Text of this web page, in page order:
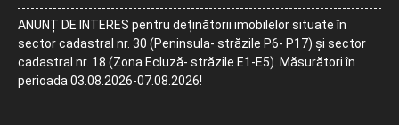
ANUNȚ DE INTERES pentru deținătorii imobilelor situate în
sector cadastral nr. 30 (Peninsula- străzile P6- P17) și sector
cadastral nr. 18 (Zona Ecluză- străzile E1-E5). Măsurători în
perioada 03.08.2026-07.08.2026!